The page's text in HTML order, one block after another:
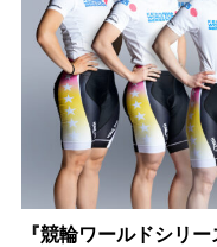
『競輪ワールドシリ